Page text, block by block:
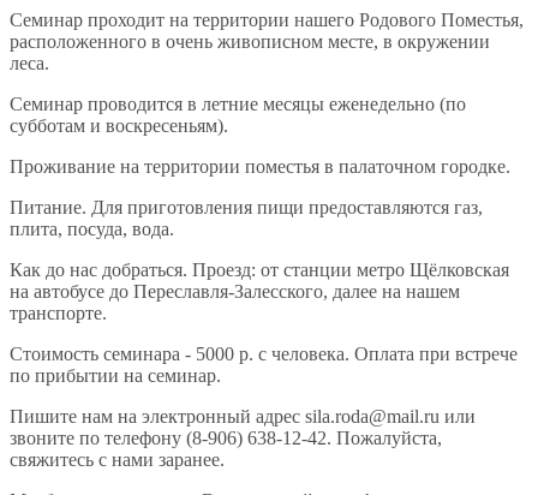
Семинар проходит на территории нашего Родового Поместья,
расположенного в очень живописном месте, в окружении
леса.
Семинар проводится в летние месяцы еженедельно (по
субботам и воскресеньям).
Проживание на территории поместья в палаточном городке.
Питание. Для приготовления пищи предоставляются газ,
плита, посуда, вода.
Как до нас добраться. Проезд: от станции метро Щёлковская
на автобусе до Переславля-Залесского, далее на нашем
транспорте.
Стоимость семинара - 5000 р. с человека. Оплата при встрече
по прибытии на семинар.
Пишите нам на электронный адрес sila.roda@mail.ru или
звоните по телефону (8-906) 638-12-42. Пожалуйста,
свяжитесь с нами заранее.